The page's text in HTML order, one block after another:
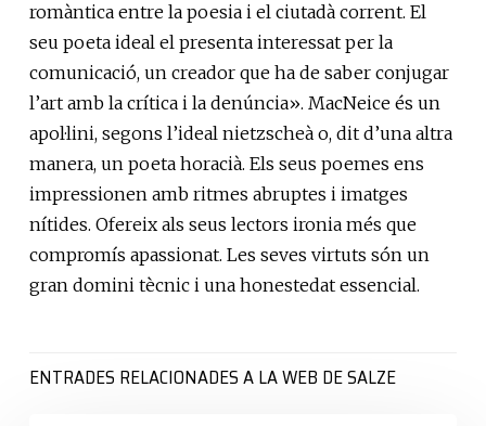
romàntica entre la poesia i el ciutadà corrent. El
seu poeta ideal el presenta interessat per la
comunicació, un creador que ha de saber conjugar
l’art amb la crítica i la denúncia». MacNeice és un
apol·lini, segons l’ideal nietzscheà o, dit d’una altra
manera, un poeta horacià. Els seus poemes ens
impressionen amb ritmes abruptes i imatges
nítides. Ofereix als seus lectors ironia més que
compromís apassionat. Les seves virtuts són un
gran domini tècnic i una honestedat essencial.
ENTRADES RELACIONADES A LA WEB DE SALZE